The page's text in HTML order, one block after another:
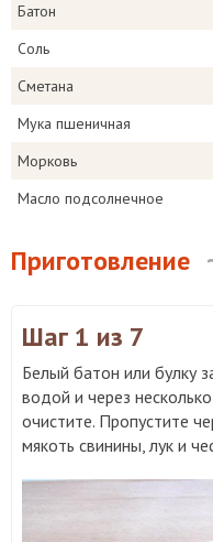
Батон
Соль
Сметана
Мука пшеничная
Морковь
Масло подсолнечное
Приготовление
Шаг 1 из 7
Белый батон или булку
водой и через
очистите. Пропустите
мякоть свинины, лук и